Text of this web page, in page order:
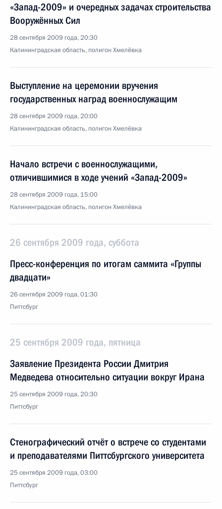
«Запад-2009» и очередных задачах строительства
Вооружённых Сил
28 сентября 2009 года, 20:30
Калининградская область, полигон Хмелёвка
Выступление на церемонии вручения
государственных наград военнослужащим
28 сентября 2009 года, 20:00
Калининградская область, полигон Хмелёвка
Начало встречи с военнослужащими,
отличившимися в ходе учений «Запад-2009»
28 сентября 2009 года, 15:00
Калининградская область, полигон Хмелёвка
26 сентября 2009 года, суббота
Пресс-конференция по итогам саммита «Группы
двадцати»
26 сентября 2009 года, 01:30
Питтсбург
25 сентября 2009 года, пятница
Заявление Президента России Дмитрия
Медведева относительно ситуации вокруг Ирана
25 сентября 2009 года, 20:30
Питтсбург
Стенографический отчёт о встрече со студентами
и преподавателями Питтсбургского университета
25 сентября 2009 года, 03:00
Питтсбург